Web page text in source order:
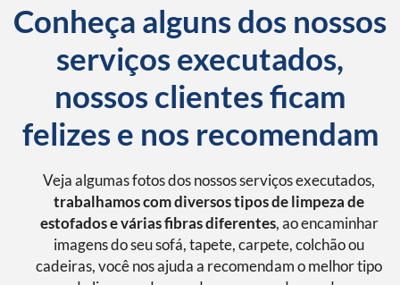
Conheça alguns dos nossos
serviços executados,
nossos clientes ficam
felizes e nos recomendam
Veja algumas fotos dos nossos serviços executados,
trabalhamos com diversos tipos de limpeza de
estofados e várias fibras diferentes, ao encaminhar
imagens do seu sofá, tapete, carpete, colchão ou
cadeiras, você nos ajuda a recomendam o melhor tipo